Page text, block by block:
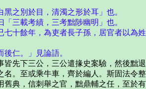
別於目，清濁之形於耳」也。
載考績，三考黜陟幽明」也。
餘年，為吏者長子孫，居官者以為姓
仁。」見論語。
下三公，三公遣掾史案驗，然後黜
。至或乘牛車，齊於編人。斯固法
典，信刺舉之官，黜鼎輔之任，至